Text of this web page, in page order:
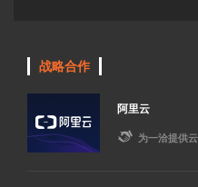
战略合作
阿里云
 为一洽提供